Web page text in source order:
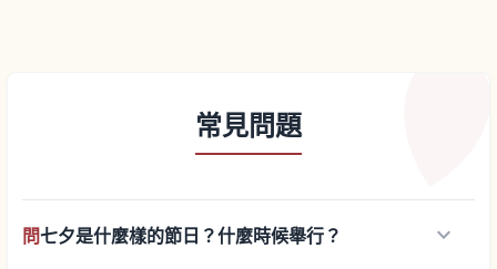
常見問題
問七夕是什麼樣的節日？什麼時候舉行？ keyboard_arrow_down